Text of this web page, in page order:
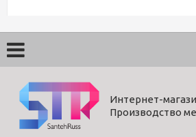
Интернет-
Производство